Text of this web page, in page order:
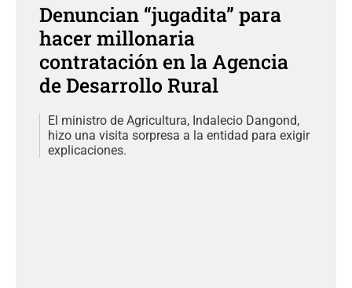
Denuncian “jugadita” para
hacer millonaria
contratación en la Agencia
de Desarrollo Rural
El ministro de Agricultura, Indalecio Dangond,
hizo una visita sorpresa a la entidad para exigir
explicaciones.